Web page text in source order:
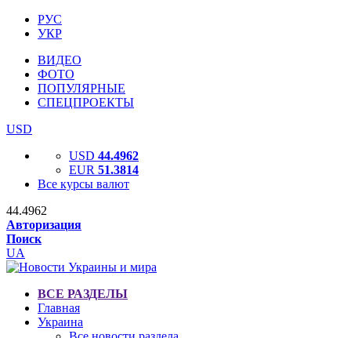
РУС
УКР
ВИДЕО
ФОТО
ПОПУЛЯРНЫЕ
СПЕЦПРОЕКТЫ
USD
USD 44.4962
EUR 51.3814
Все курсы валют
44.4962
Авторизация
Поиск
UA
ВСЕ РАЗДЕЛЫ
Главная
Украина